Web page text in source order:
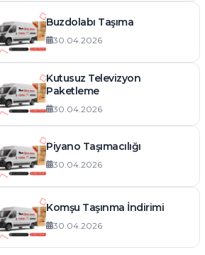
Bilgi Alın
Buzdolabı Taşıma
30.04.2026
Kutusuz Televizyon
Paketleme
30.04.2026
Piyano Taşımacılığı
30.04.2026
Komşu Taşınma İndirimi
30.04.2026